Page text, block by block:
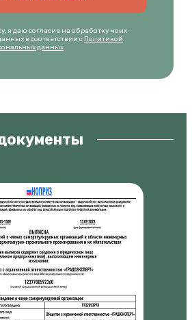
я даю согласие на обработку моих
в соответствии с Политикой
данных